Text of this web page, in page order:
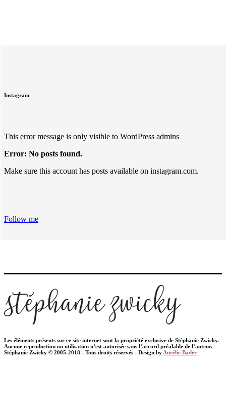
Instagram
This error message is only visible to WordPress admins
Error: No posts found.
Make sure this account has posts available on instagram.com.
Follow me
Les éléments présents sur ce site internet sont la propriété exclusive de Stéphanie Zwicky.
Aucune reproduction ou utilisation n’est autorisée sans l’accord préalable de l’auteur.
Stéphanie Zwicky © 2005-2018 - Tous droits réservés - Design byAurélie Bader